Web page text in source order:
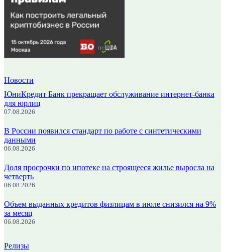
Новости
ЮниКредит Банк прекращает обслуживание интернет-банка
для юрлиц
07.08.2026
В России появился стандарт по работе с синтетическими
данными
06.08.2026
Доля просрочки по ипотеке на строящееся жилье выросла на
четверть
06.08.2026
Объем выданных кредитов физлицам в июле снизился на 9%
за месяц
06.08.2026
Релизы